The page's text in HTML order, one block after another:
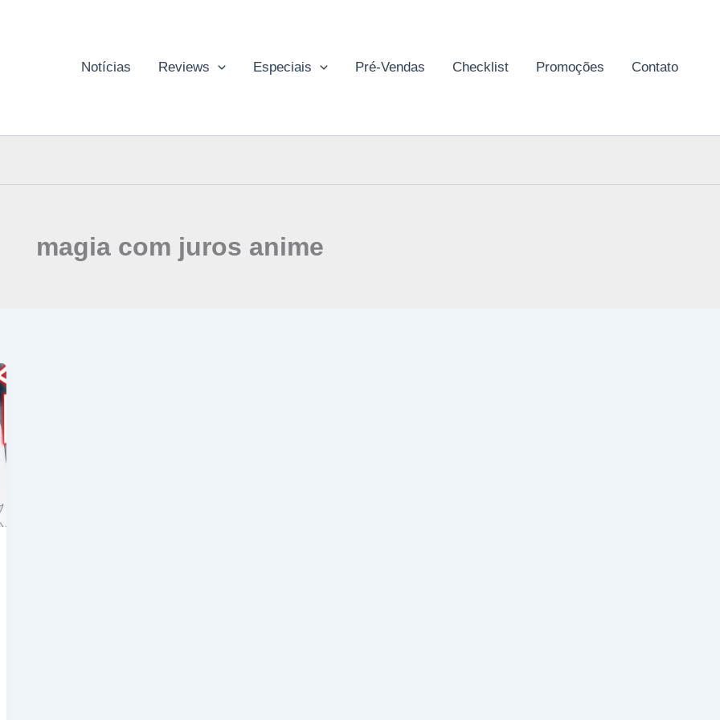
Notícias Reviews Especiais Pré-Vendas Checklist Promoções Contato
magia com juros anime